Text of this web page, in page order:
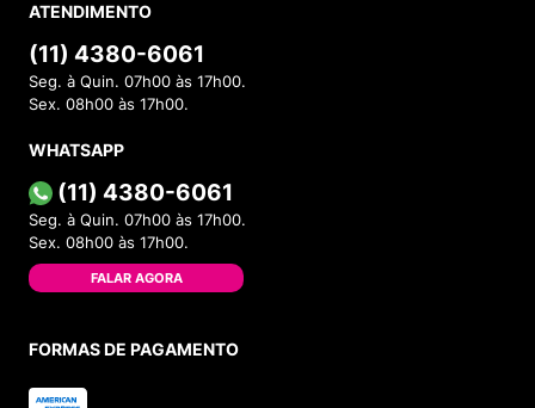
ATENDIMENTO
(11) 4380-6061
Seg. à Quin. 07h00 às 17h00.
Sex. 08h00 às 17h00.
WHATSAPP
(11) 4380-6061
Seg. à Quin. 07h00 às 17h00.
Sex. 08h00 às 17h00.
FALAR AGORA
FORMAS DE PAGAMENTO